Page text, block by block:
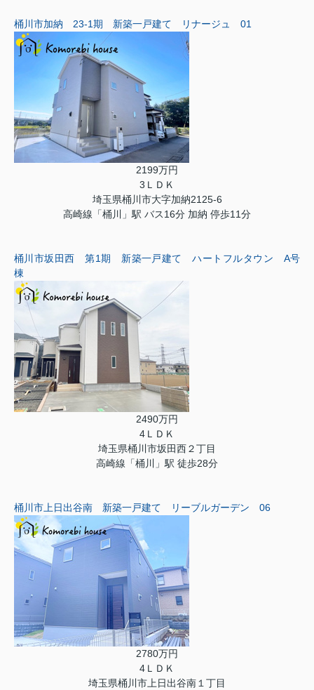
桶川市加納 23-1期 新築一戸建て リナージュ 01
2199万円
3ＬＤＫ
埼玉県桶川市大字加納2125-6
高崎線「桶川」駅 バス16分 加納 停歩11分
桶川市坂田西 第1期 新築一戸建て ハートフルタウン A号
棟
2490万円
4ＬＤＫ
埼玉県桶川市坂田西２丁目
高崎線「桶川」駅 徒歩28分
桶川市上日出谷南 新築一戸建て リーブルガーデン 06
2780万円
4ＬＤＫ
埼玉県桶川市上日出谷南１丁目